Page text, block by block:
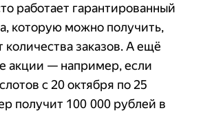
работает гарантированный
которую можно получить,
количества заказов. А ещё
акции — например, если
с 20 октября по 25
получит 100 000 рублей в